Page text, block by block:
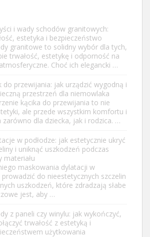
i wady schodów granitowych:
estetyka i bezpieczeństwo
granitowe to solidny wybór dla tych,
trwałość, estetykę i odporność na
Choć ich elegancki …
do przewijania: jak urządzić wygodną i
przestrzeń dla niemowlaka
kącika do przewijania to nie
ale przede wszystkim komfortu i
zarówno dla dziecka, jak i rodzica. …
w podłodze: jak estetycznie ukryć
i uniknąć uszkodzeń podczas
materiału
maskowania dylatacji w
do nieestetycznych szczelin
uszkodzeń, które zdradzają słabe
jest, aby …
z paneli czy winylu: jak wykończyć,
trwałość z estetyką i
użytkowania